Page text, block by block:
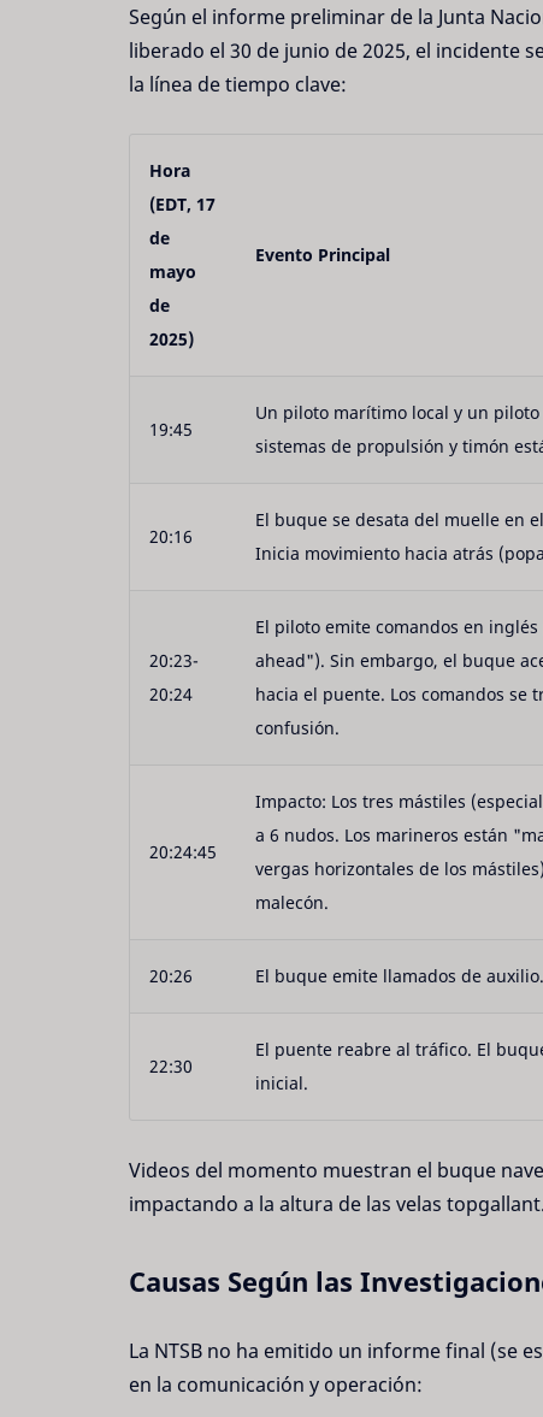
Según el informe preliminar de la Junta
liberado el 30 de junio de 2025, el incidente
la línea de tiempo clave:
Hora
(EDT, 17
de
mayo
de
2025)
Evento Principal
19:45
Un piloto marítimo local y un
sistemas de propulsión y timón
20:16
El buque se desata del muelle en
Inicia movimiento hacia atrás
20:23-
20:24
El piloto emite comandos en
ahead"). Sin embargo, el buque
hacia el puente. Los comandos
confusión.
20:24:45
Impacto: Los tres mástiles
a 6 nudos. Los marineros están
vergas horizontales de los
malecón.
20:26 El buque emite llamados de
22:30
El puente reabre al tráfico. El
inicial.
Videos del momento muestran el buque
impactando a la altura de las velas topgallant.
Causas Según las
La NTSB no ha emitido un informe final (se
en la comunicación y operación: